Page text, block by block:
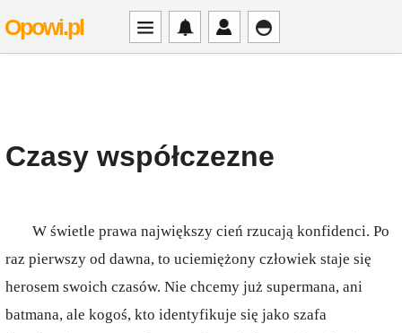
Opowi.pl
Czasy współczezne
W świetle prawa największy cień rzucają konfidenci. Po
raz pierwszy od dawna, to uciemiężony człowiek staje się
herosem swoich czasów. Nie chcemy już supermana, ani
batmana, ale kogoś, kto identyfikuje się jako szafa